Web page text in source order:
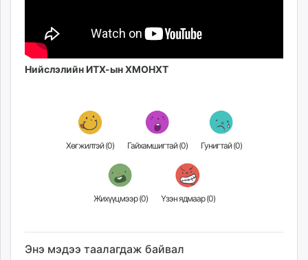
Нийслэлийн ИТХ-ын ХМОНХТ
Хөгжилтэй (0) Гайхамшигтай (0) Гунигтай (0)
Жихүүцмээр (0) Үзэн ядмаар (0)
Энэ мэдээ таалагдаж байвал